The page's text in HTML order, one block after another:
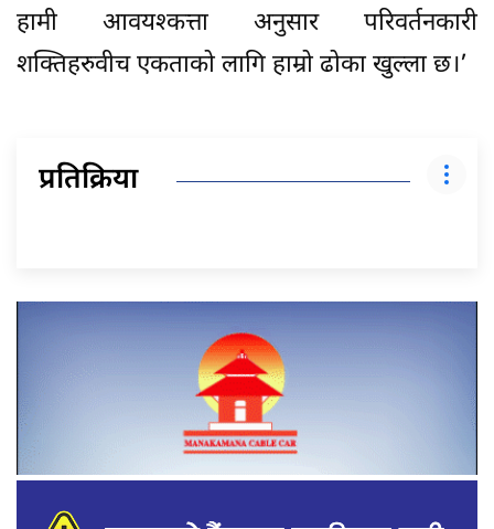
हामी आवयश्कत्ता अनुसार परिवर्तनकारी
शक्तिहरुवीच एकताको लागि हाम्रो ढोका खुल्ला छ।’
प्रतिक्रिया